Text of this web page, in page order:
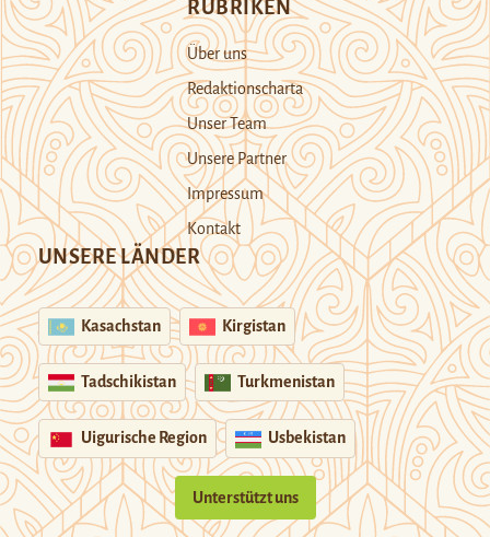
RUBRIKEN
Über uns
Redaktionscharta
Unser Team
Unsere Partner
Impressum
Kontakt
UNSERE LÄNDER
Kasachstan Kirgistan
Tadschikistan Turkmenistan
Uigurische Region Usbekistan
Unterstützt uns